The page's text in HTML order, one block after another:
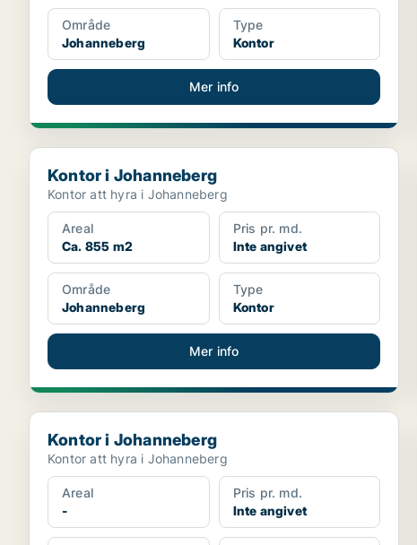
Område
Johanneberg
Type
Kontor
Mer info
Kontor i Johanneberg
Kontor i Johanneberg
Kontor att hyra i Johanneberg
Areal
Ca. 855 m2
Pris pr. md.
Inte angivet
Område
Johanneberg
Type
Kontor
Mer info
Kontor i Johanneberg
Kontor i Johanneberg
Kontor att hyra i Johanneberg
Areal
-
Pris pr. md.
Inte angivet